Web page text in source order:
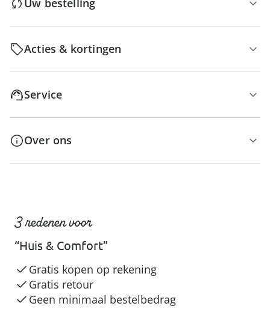
Uw bestelling
Acties & kortingen
Service
Over ons
3 redenen voor
“Huis & Comfort”
Gratis kopen op rekening
Gratis retour
Geen minimaal bestelbedrag